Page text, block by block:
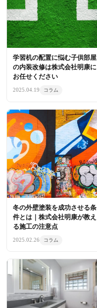
学習机の配置に悩む子供部屋
の内装改修は株式会社明康に
お任せください
2025.04.19 コラム
冬の外壁塗装を成功させる条
件とは｜株式会社明康が教え
る施工の注意点
2025.02.26 コラム